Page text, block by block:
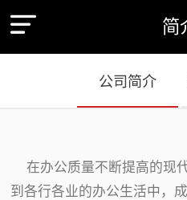
简
公司简介
在办公质量不断提高的现
到各行各业的办公生活中，